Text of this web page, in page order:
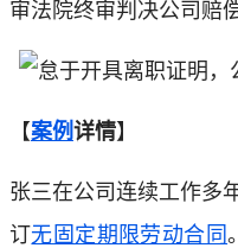
审法院终审判决公司赔
【案例详情】
张三在公司连续工作多
订无固定期限劳动合同